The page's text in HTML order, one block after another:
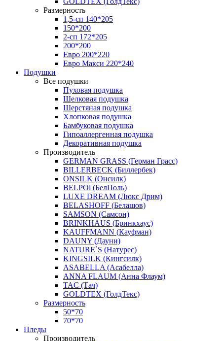
Размерность
1,5-сп 140*205
150*200
2-сп 172*205
200*200
Евро 200*220
Евро Макси 220*240
Подушки
Все подушки
Пуховая подушка
Шелковая подушка
Шерстяная подушка
Хлопковая подушка
Бамбуковая подушка
Гипоаллергенная подушка
Декоративная подушка
Производитель
GERMAN GRASS (Герман Грасс)
BILLERBECK (Биллербек)
ONSILK (Онсилк)
BELPOl (БелПоль)
LUXE DREAM (Люкс Дрим)
BELASHOFF (Белашов)
SAMSON (Самсон)
BRINKHAUS (Бринкхаус)
KAUFFMANN (Кауфман)
DAUNY (Дауни)
NATURE`S (Натурес)
KINGSILK (Кингсилк)
ASABELLA (Асабелла)
ANNA FLAUM (Анна Флаум)
TAC (Тач)
GOLDTEX (ГолдТекс)
Размерность
50*70
70*70
Пледы
Производитель